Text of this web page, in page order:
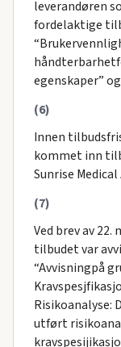
leverandøren
fordelaktige
egenskaper”
(6)
Innen
kommet inn
Sunrise
(7)
Ved brev av
tilbudet var
“Avvisningpå
Risikoanalyse:
utført